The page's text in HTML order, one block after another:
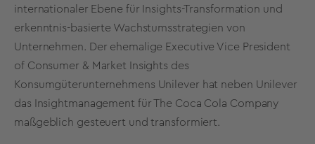
internationaler Ebene für Insights-Transformation und
erkenntnis-basierte Wachstumsstrategien von
Unternehmen. Der ehemalige Executive Vice President
of Consumer & Market Insights des
Konsumgüterunternehmens Unilever hat neben Unilever
das Insightmanagement für The Coca Cola Company
maßgeblich gesteuert und transformiert.